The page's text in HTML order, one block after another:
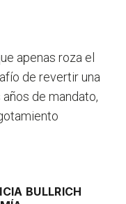
apenas roza el
de revertir una
de mandato,
BULLRICH